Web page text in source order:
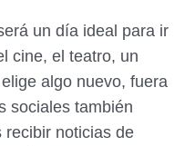
un día ideal para ir
cine, el teatro, un
algo nuevo, fuera
sociales también
recibir noticias de